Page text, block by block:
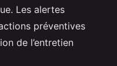
Les alertes
préventives
de l’entretien